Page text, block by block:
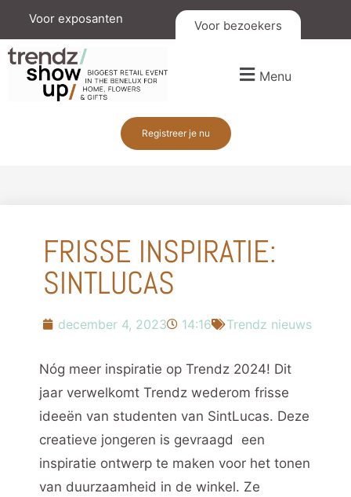
Voor exposanten Voor bezoekers
Menu
Registreer je nu
FRISSE INSPIRATIE:
SINTLUCAS
december 4, 2023 14:16 Trendz nieuws
Nóg meer inspiratie op Trendz 2024! Dit
jaar verwelkomt Trendz wederom frisse
ideeën van studenten van SintLucas. Deze
creatieve jongeren is gevraagd een
inspiratie ontwerp te maken voor het tonen
van duurzaamheid in de winkel. Ze